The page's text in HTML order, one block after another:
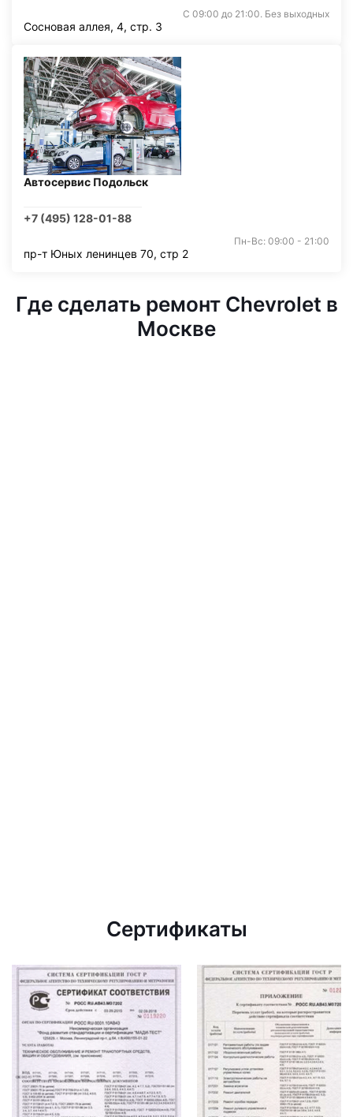
С 09:00 до 21:00. Без выходных
Сосновая аллея, 4, стр. 3
Автосервис Подольск
+7 (495) 128-01-88
Пн-Вс: 09:00 - 21:00
пр-т Юных ленинцев 70, стр 2
Где сделать ремонт Chevrolet в
Москве
Сертификаты